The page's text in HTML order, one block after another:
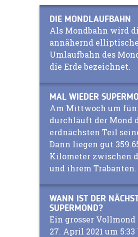
DIE MONDLAUFBAHN
Als Mondbahn wird
annähernd elliptische
Umlaufbahn des
die Erde bezeichnet.
MAL WIEDER
Am Mittwoch um
durchläuft der Mond
erdnächsten Teil
Dann liegen gut
Kilometer zwischen
und ihrem Trabanten.
WANN IST DER
SUPERMOND?
Ein grosser Vollmond
27. April 2021 um 5:33